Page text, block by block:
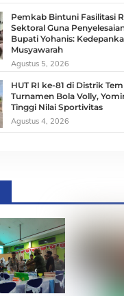
Pemkab Bintuni Fasilitasi
Sektoral Guna
Bupati Yohanis:
Musyawarah
Agustus 5, 2026
HUT RI ke-81 di Distrik
Turnamen Bola Volly,
Tinggi Nilai Sportivitas
Agustus 4, 2026